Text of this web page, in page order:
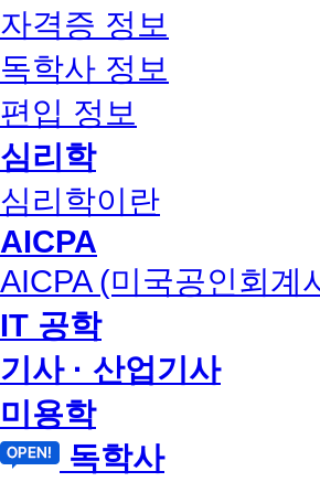
자격증 정보
독학사 정보
편입 정보
심리학
심리학이란
AICPA
AICPA (미국공인회계
IT 공학
기사 · 산업기사
미용학
독학사